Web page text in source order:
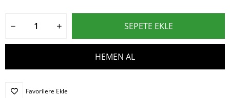
Favorilere Ekle